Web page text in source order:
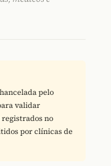
pelo
validar
no
por clínicas de